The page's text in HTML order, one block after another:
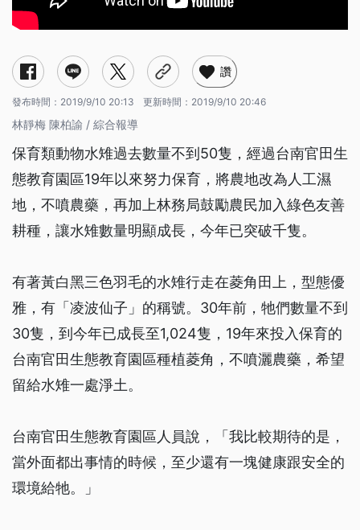
讚
發布時間： 2019/9/10 20:13 更新時間： 2019/9/10 20:46
林靜梅 陳柏諭 / 綜合報導
保育類動物水雉過去數量不到50隻，經過台南官田生
態教育園區19年以來努力保育，將農地改為人工濕
地，不噴農藥，再加上林務局鼓勵農民加入綠色友善
耕種，讓水雉數量明顯成長，今年已突破千隻。
有著黃白黑三色羽毛的水雉行走在菱角田上，型態優
雅，有「凌波仙子」的稱號。30年前，牠們數量不到
30隻，到今年已成長至1,024隻，19年來投入保育的
台南官田生態教育園區種植菱角，不噴灑農藥，希望
留給水雉一處淨土。
台南官田生態教育園區人員說，「我比較期待的是，
當外面都出事情的時候，至少還有一塊健康跟安全的
環境給牠。」